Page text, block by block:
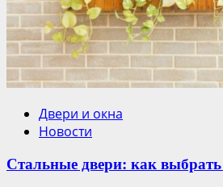
Двери и окна
Новости
Стальные двери: как выбрать